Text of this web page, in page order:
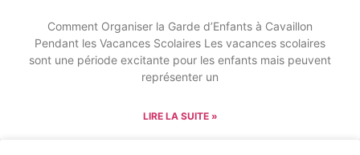
Comment Organiser la Garde d’Enfants à Cavaillon
Pendant les Vacances Scolaires Les vacances scolaires
sont une période excitante pour les enfants mais peuvent
représenter un
LIRE LA SUITE »